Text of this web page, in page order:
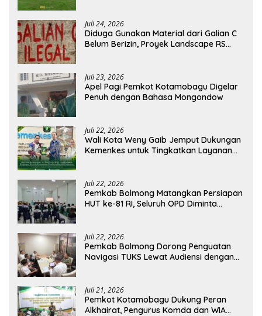
Juli 24, 2026
Diduga Gunakan Material dari Galian C
Belum Berizin, Proyek Landscape RS
Juli 23, 2026
Apel Pagi Pemkot Kotamobagu Digelar
Penuh dengan Bahasa Mongondow
Juli 22, 2026
Wali Kota Weny Gaib Jemput Dukungan
Kemenkes untuk Tingkatkan Layanan
Juli 22, 2026
Pemkab Bolmong Matangkan Persiapan
HUT ke-81 RI, Seluruh OPD Diminta
Juli 22, 2026
Pemkab Bolmong Dorong Penguatan
Navigasi TUKS Lewat Audiensi dengan
Juli 21, 2026
Pemkot Kotamobagu Dukung Peran
Alkhairat, Pengurus Komda dan WIA